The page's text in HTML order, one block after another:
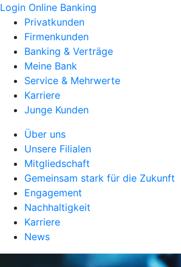
Login Online Banking
Privatkunden
Firmenkunden
Banking & Verträge
Meine Bank
Service & Mehrwerte
Karriere
Junge Kunden
Über uns
Unsere Filialen
Mitgliedschaft
Gemeinsam stark für die Zukunft
Engagement
Nachhaltigkeit
Karriere
News